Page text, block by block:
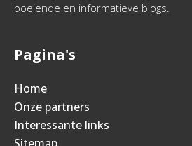
boeiende en informatieve blogs.
Pagina's
Home
Onze partners
Interessante links